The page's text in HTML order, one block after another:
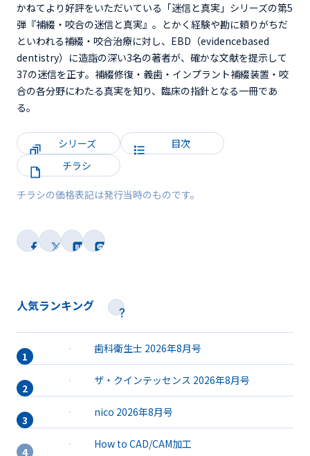
かねてより好評をいただいている「迷信と真実」シリーズの第5
弾『補綴・咬合の迷信と真実』。とかく経験や勘に頼りがちだ
といわれる補綴・咬合治療に対し、EBD（evidencebased
dentistry）に造詣の深い3名の著者が、確かな文献を提示して
37の迷信を正す。補綴修復・義歯・インプラント補綴装置・咬
合の各分野にわたる真実を知り、臨床の指針となる一冊であ
る。
シリーズ
目次
チラシ
チラシの価格表記は発行当時のものです。
人気ランキング
歯科衛生士 2026年8月号
ザ・クインテッセンス 2026年8月号
nico 2026年8月号
How to CAD/CAM加工